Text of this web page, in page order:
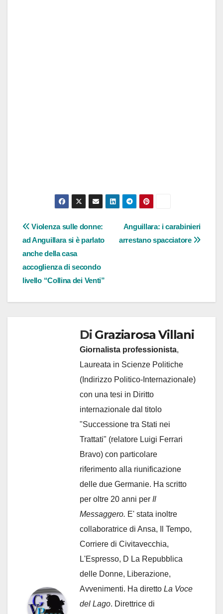
Navigazione
articoli
Anguillara: i carabinieri
arrestano spacciatore
Violenza sulle donne:
ad Anguillara si è parlato
anche della casa
accoglienza di secondo
livello “Collina dei Venti”
Di Graziarosa Villani
Giornalista professionista,
Laureata in Scienze Politiche
(Indirizzo Politico-Internazionale)
con una tesi in Diritto
internazionale dal titolo
"Successione tra Stati nei
Trattati" (relatore Luigi Ferrari
Bravo) con particolare
riferimento alla riunificazione
delle due Germanie. Ha scritto
per oltre 20 anni per Il
Messaggero. E' stata inoltre
collaboratrice di Ansa, Il Tempo,
Corriere di Civitavecchia,
L'Espresso, D La Repubblica
delle Donne, Liberazione,
Avvenimenti. Ha diretto La Voce
del Lago. Direttrice di